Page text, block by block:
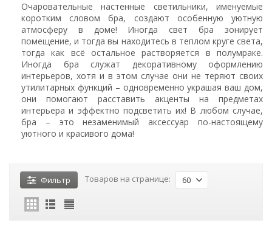
Очаровательные настенные светильники, именуемые
коротким словом бра, создают особенную уютную
атмосферу в доме! Иногда свет бра зонирует
помещение, и тогда вы находитесь в теплом круге света,
тогда как всё остальное растворяется в полумраке.
Иногда бра служат декоративному оформлению
интерьеров, хотя и в этом случае они не теряют своих
утилитарных функций – одновременно украшая ваш дом,
они помогают расставить акценты на предметах
интерьера и эффектно подсветить их! В любом случае,
бра – это незаменимый аксессуар по-настоящему
уютного и красивого дома!
Фильтр Товаров на странице: 60